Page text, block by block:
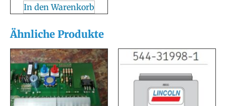
In den Warenkorb
Ähnliche Produkte